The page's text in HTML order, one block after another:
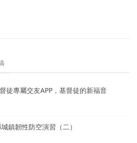
徒專屬交友APP，基督徒的新福音
鎮韌性防空演習（二）